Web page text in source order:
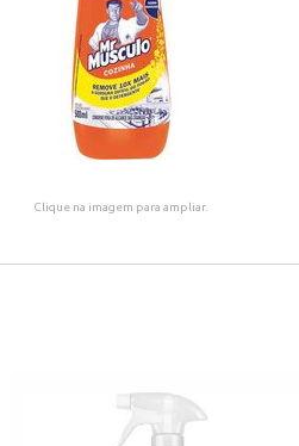
Clique na imagem para ampliar.